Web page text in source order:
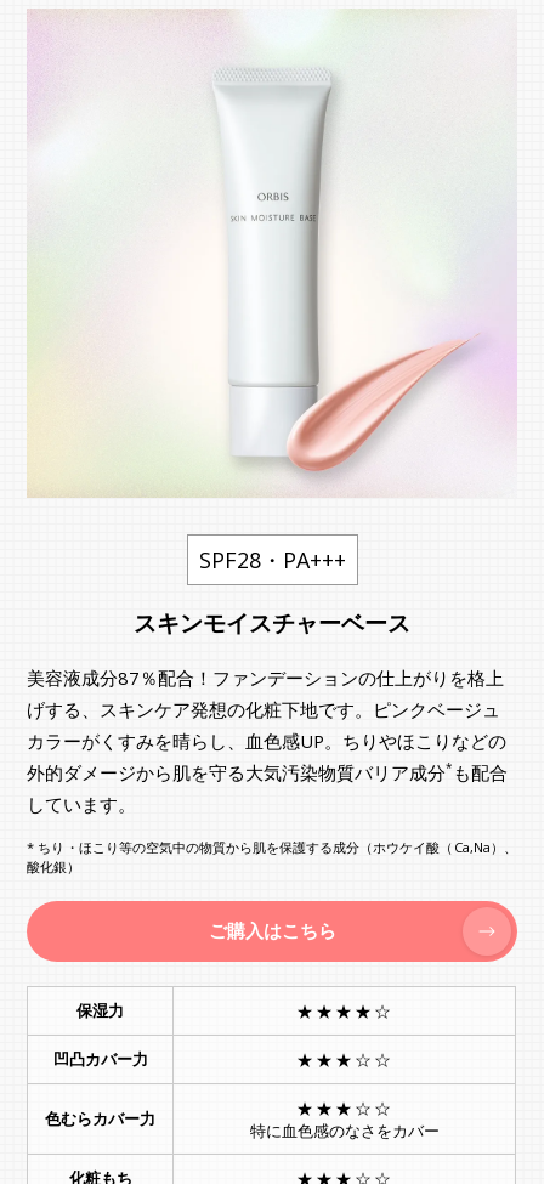
SPF28・PA+++
スキンモイスチャーベース
美容液成分87％配合！ファンデーションの仕上がりを格上
げする、スキンケア発想の化粧下地です。ピンクベージュ
カラーがくすみを晴らし、血色感UP。ちりやほこりなどの
外的ダメージから肌を守る大気汚染物質バリア成分* も配合
しています。
* ちり・ほこり等の空気中の物質から肌を保護する成分（ホウケイ酸（Ca,Na）、
酸化銀）
ご購入はこちら
保湿力 ★★★★☆
凹凸カバー力 ★★★☆☆
色むらカバー力 ★★★☆☆
特に血色感のなさをカバー
化粧もち ★★★☆☆